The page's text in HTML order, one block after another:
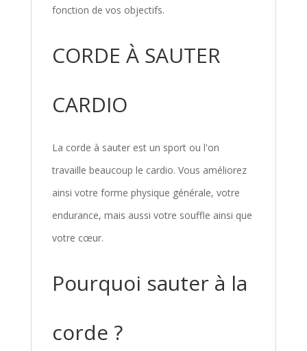
fonction de vos objectifs.
CORDE À SAUTER
CARDIO
La corde à sauter est un sport ou l'on
travaille beaucoup le cardio. Vous améliorez
ainsi votre forme physique générale, votre
endurance, mais aussi votre souffle ainsi que
votre cœur.
Pourquoi sauter à la
corde ?